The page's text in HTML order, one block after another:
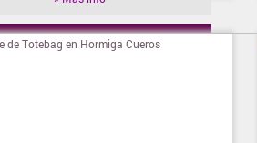
» Visitar tienda